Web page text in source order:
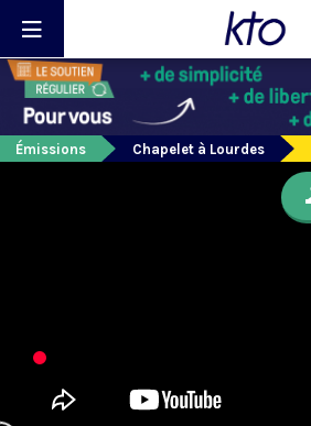
Émissions Chapelet à Lourdes